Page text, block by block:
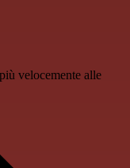
velocemente alle